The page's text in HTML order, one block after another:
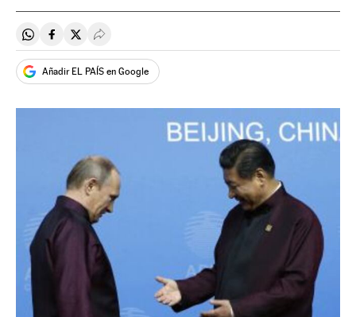
Compartir en Whatsapp
Compartir en Facebook
Compartir en Twitter
Desplegar Redes Sociales
Añadir EL PAÍS en Google